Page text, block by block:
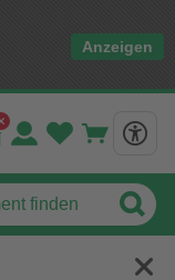
Anzeigen